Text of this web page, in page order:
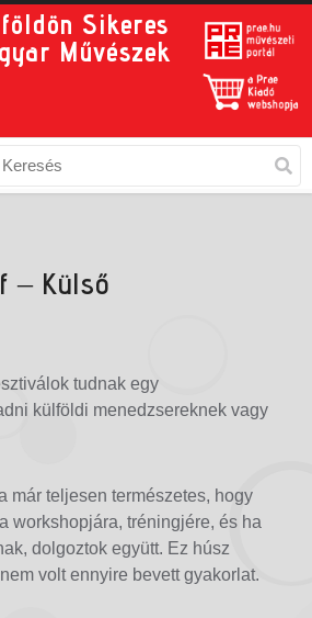
Sikeres
Művészek
– Külső
tudnak egy
külföldi menedzsereknek vagy
már teljesen természetes, hogy
workshopjára, tréningjére, és ha
dolgoztok együtt. Ez húsz
volt ennyire bevett gyakorlat.